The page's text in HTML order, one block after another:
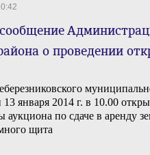
о проведении
января 2014 г. в 10.00
аукциона по сдаче в аренду
щита